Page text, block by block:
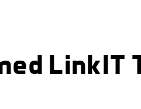
LinkIT